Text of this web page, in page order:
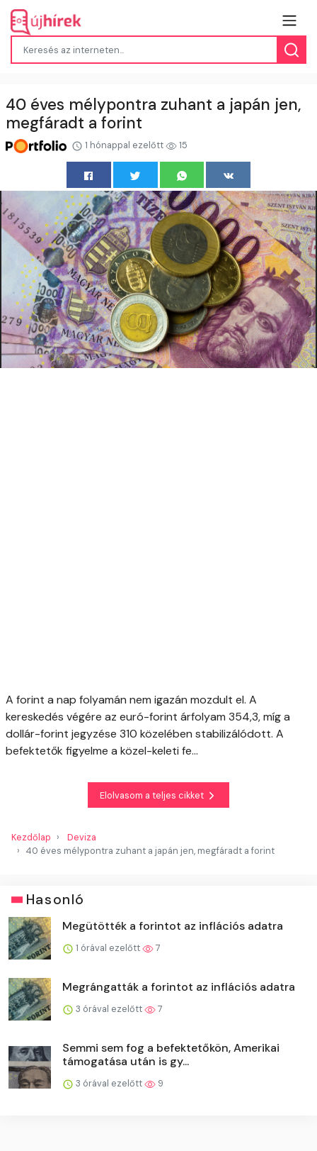
40 éves mélypontra zuhant a japán jen,
megfáradt a forint
1 hónappal ezelőtt 15
A forint a nap folyamán nem igazán mozdult el. A
kereskedés végére az euró-forint árfolyam 354,3, míg a
dollár-forint jegyzése 310 közelében stabilizálódott. A
befektetők figyelme a közel-keleti fe...
Elolvasom a teljes cikket
Kezdőlap
Deviza
40 éves mélypontra zuhant a japán jen, megfáradt a forint
Hasonló
Megütötték a forintot az inflációs adatra
1 órával ezelőtt 7
Megrángatták a forintot az inflációs adatra
3 órával ezelőtt 7
Semmi sem fog a befektetőkön, Amerikai
támogatása után is gy...
3 órával ezelőtt 9